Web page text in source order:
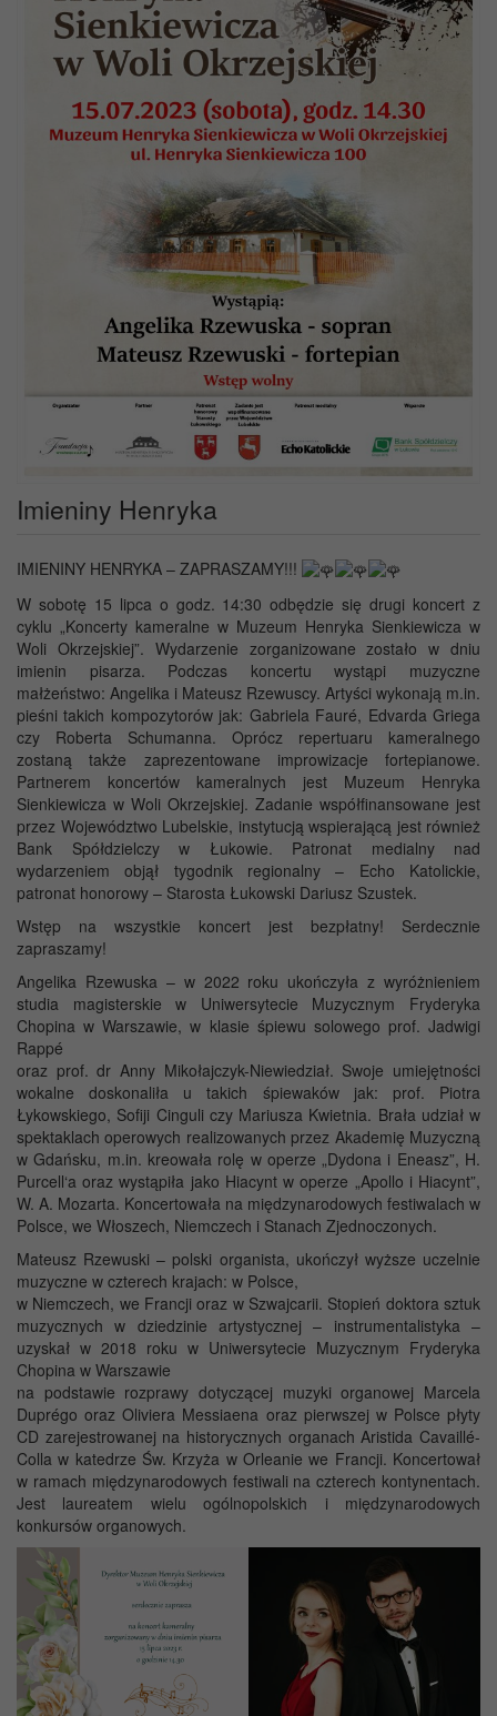
Imieniny Henryka
IMIENINY HENRYKA – ZAPRASZAMY!!!
W sobotę 15 lipca o godz. 14:30 odbędzie się drugi koncert z
cyklu „Koncerty kameralne w Muzeum Henryka Sienkiewicza w
Woli Okrzejskiej”. Wydarzenie zorganizowane zostało w dniu
imienin pisarza. Podczas koncertu wystąpi muzyczne
małżeństwo: Angelika i Mateusz Rzewuscy. Artyści wykonają m.in.
pieśni takich kompozytorów jak: Gabriela Fauré, Edvarda Griega
czy Roberta Schumanna. Oprócz repertuaru kameralnego
zostaną także zaprezentowane improwizacje fortepianowe.
Partnerem koncertów kameralnych jest Muzeum Henryka
Sienkiewicza w Woli Okrzejskiej. Zadanie współfinansowane jest
przez Województwo Lubelskie, instytucją wspierającą jest również
Bank Spółdzielczy w Łukowie. Patronat medialny nad
wydarzeniem objął tygodnik regionalny – Echo Katolickie,
patronat honorowy – Starosta Łukowski Dariusz Szustek.
Wstęp na wszystkie koncert jest bezpłatny! Serdecznie
zapraszamy!
Angelika Rzewuska – w 2022 roku ukończyła z wyróżnieniem
studia magisterskie w Uniwersytecie Muzycznym Fryderyka
Chopina w Warszawie, w klasie śpiewu solowego prof. Jadwigi
Rappé
oraz prof. dr Anny Mikołajczyk-Niewiedział. Swoje umiejętności
wokalne doskonaliła u takich śpiewaków jak: prof. Piotra
Łykowskiego, Sofiji Cinguli czy Mariusza Kwietnia. Brała udział w
spektaklach operowych realizowanych przez Akademię Muzyczną
w Gdańsku, m.in. kreowała rolę w operze „Dydona i Eneasz”, H.
Purcell‘a oraz wystąpiła jako Hiacynt w operze „Apollo i Hiacynt”,
W. A. Mozarta. Koncertowała na międzynarodowych festiwalach w
Polsce, we Włoszech, Niemczech i Stanach Zjednoczonych.
Mateusz Rzewuski – polski organista, ukończył wyższe uczelnie
muzyczne w czterech krajach: w Polsce,
w Niemczech, we Francji oraz w Szwajcarii. Stopień doktora sztuk
muzycznych w dziedzinie artystycznej – instrumentalistyka –
uzyskał w 2018 roku w Uniwersytecie Muzycznym Fryderyka
Chopina w Warszawie
na podstawie rozprawy dotyczącej muzyki organowej Marcela
Duprégo oraz Oliviera Messiaena oraz pierwszej w Polsce płyty
CD zarejestrowanej na historycznych organach Aristida Cavaillé-
Colla w katedrze Św. Krzyża w Orleanie we Francji. Koncertował
w ramach międzynarodowych festiwali na czterech kontynentach.
Jest laureatem wielu ogólnopolskich i międzynarodowych
konkursów organowych.